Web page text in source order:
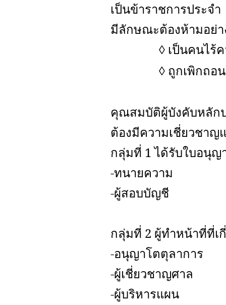
เป็นข้าราชการประจำ
มีลักษณะต้องห้ามอย่
◊ เป็นคนไร้
◊ ถูกเพิกถอ
คุณสมบัติผู้บังคับหลัก
ต้องมีความเชี่ยวชาญ
กลุ่มที่ 1 ได้รับใบอนุญ
-ทนายความ
-ผู้สอบบัญชี
กลุ่มที่ 2 ผู้ทำหน้าที่ที่เ
-อนุญาโตตุลาการ
-ผู้เชี่ยวชาญศาล
-ผู้บริหารแผน